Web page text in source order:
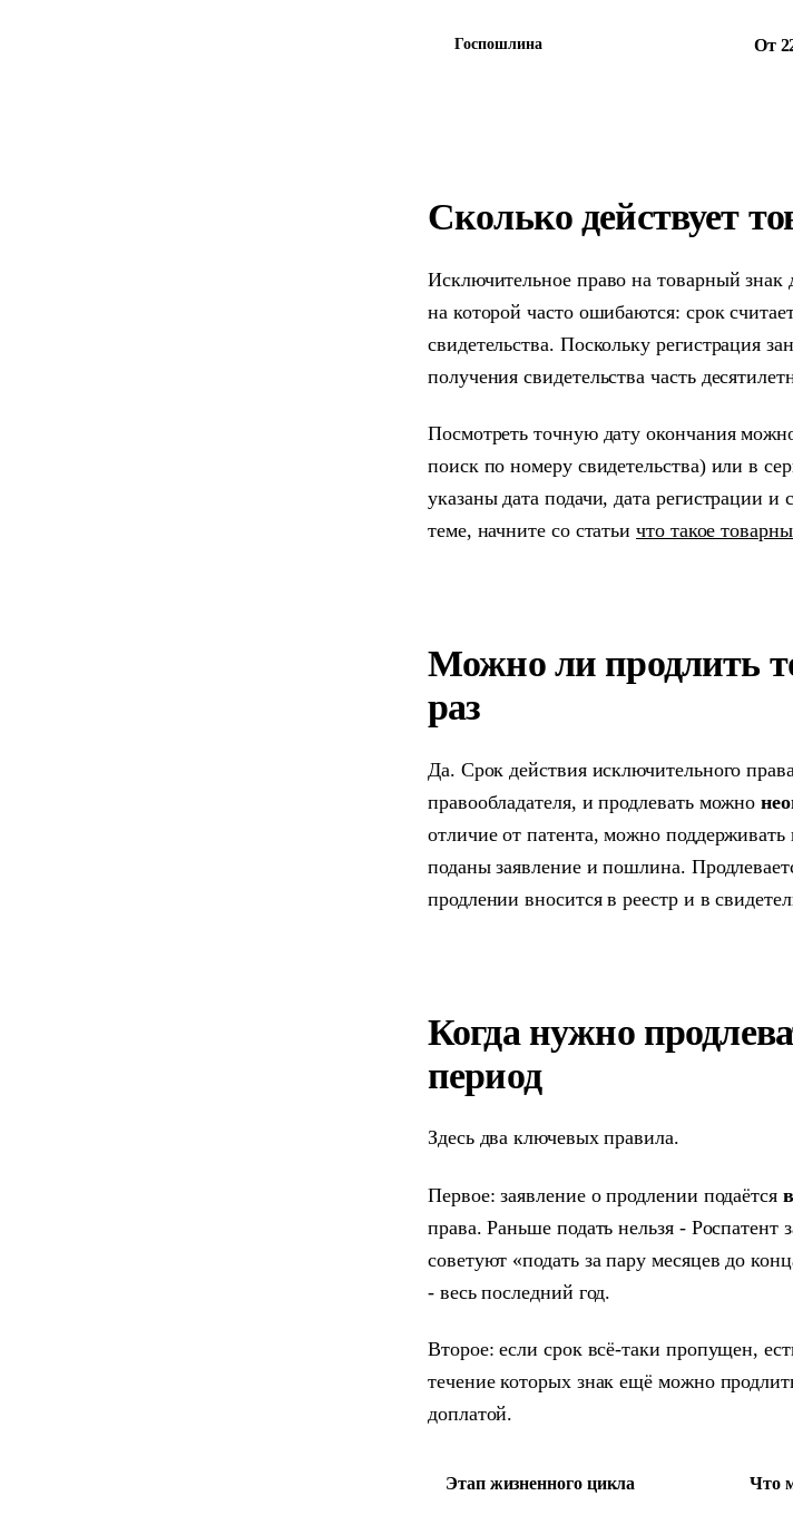
Госпошлина От
Сколько действует
Исключительное право на товарный знак
на которой часто ошибаются: срок
свидетельства. Поскольку регистрация
получения свидетельства часть
Посмотреть точную дату окончания
поиск по номеру свидетельства) или в
указаны дата подачи, дата регистрации и
теме, начните со статьичто такое
Можно ли продлить
раз
Да. Срок действия исключительного
правообладателя, и продлевать можно
отличие от патента, можно
поданы заявление и пошлина.
продлении вносится в реестр и в
Когда нужно
период
Здесь два ключевых правила.
Первое: заявление о продлении подаётся
права. Раньше подать нельзя - Роспатент
советуют «подать за пару месяцев до
- весь последний год.
Второе: если срок всё-таки пропущен,
течение которых знак ещё можно
доплатой.
Этап жизненного цикла Что